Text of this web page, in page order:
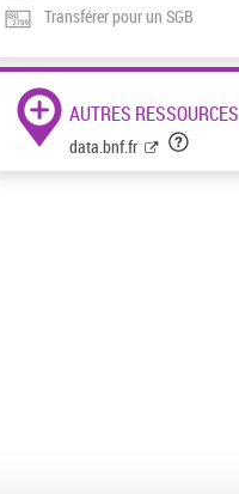
Transférer pour un SGB
AUTRES RESSOURCES
data.bnf.fr